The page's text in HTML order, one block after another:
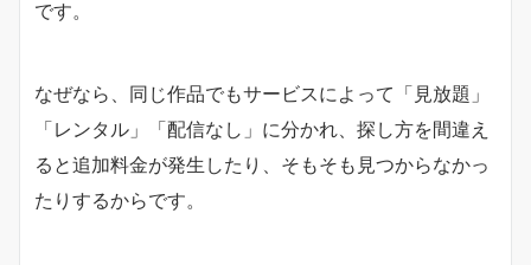
です。
なぜなら、同じ作品でもサービスによって「見放題」
「レンタル」「配信なし」に分かれ、探し方を間違え
ると追加料金が発生したり、そもそも見つからなかっ
たりするからです。